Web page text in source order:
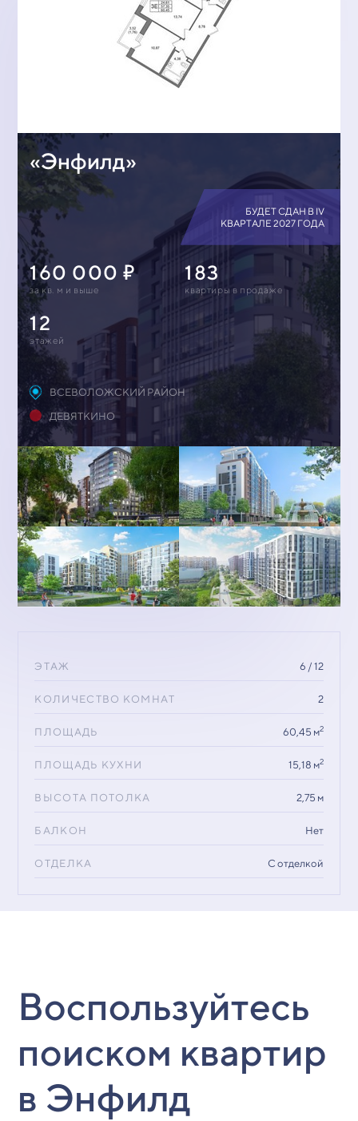
«Энфилд»
БУДЕТ СДАН В IV
КВАРТАЛЕ 2027 ГОДА
160 000
за кв. м и выше
183
квартиры в продаже
12
этажей
ВСЕВОЛОЖСКИЙ РАЙОН
ДЕВЯТКИНО
ЭТАЖ 6 / 12
КОЛИЧЕСТВО КОМНАТ 2
ПЛОЩАДЬ 60,45 м2
ПЛОЩАДЬ КУХНИ 15,18 м2
ВЫСОТА ПОТОЛКА 2,75 м
БАЛКОН Нет
ОТДЕЛКА С отделкой
Воспользуйтесь
поиском квартир
в Энфилд